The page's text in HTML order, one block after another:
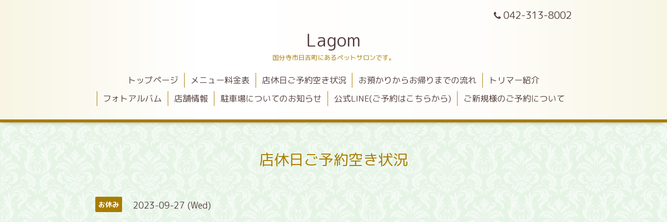
042-313-8002
Lagom
国分寺市日吉町にあるペットサロンです。
トップページ メニュー料金表 店休日ご予約空き状況 お預かりからお帰りまでの流れ
トリマー紹介
フォトアルバム
店舗情報 駐車場についてのお知らせ 公式LINE(ご予約はこちらから) ご新規様のご予約について
店休日ご予約空き状況
お休み 2023-09-27 (Wed)